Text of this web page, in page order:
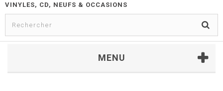
VINYLES, CD, NEUFS & OCCASIONS
MENU